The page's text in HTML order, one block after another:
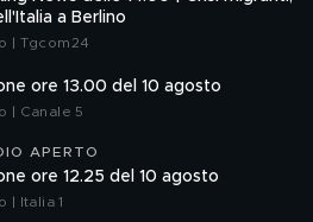
a Berlino
| Tgcom24
ore 13.00 del 10 agosto
| Canale 5
APERTO
ore 12.25 del 10 agosto
| Italia 1